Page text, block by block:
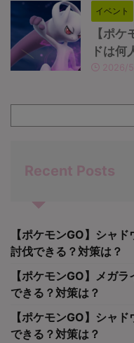
イベント
【ポ
ドは何
2026/
Recent Posts
【ポケモンGO】シャ
討伐できる？対策は？
【ポケモンGO】メガ
できる？対策は？
【ポケモンGO】シャ
できる？対策は？